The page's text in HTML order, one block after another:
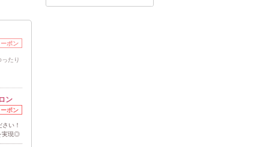
ポン
たり
ン
ポン
い！
実現◎